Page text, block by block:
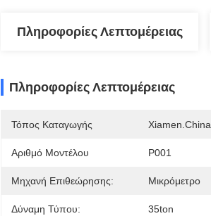
Πληροφορίες Λεπτομέρειας
Πληροφορίες Λεπτομέρειας
Τόπος Καταγωγής Xiamen.China
Αριθμό Μοντέλου P001
Μηχανή Επιθεώρησης: Μικρόμετρο
Δύναμη Τύπου: 35ton